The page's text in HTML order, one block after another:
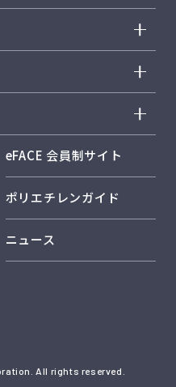
リティ
ョン
eFACE 会員制サイト
ポリエチレンガイド
ニュース
All rights reserved.